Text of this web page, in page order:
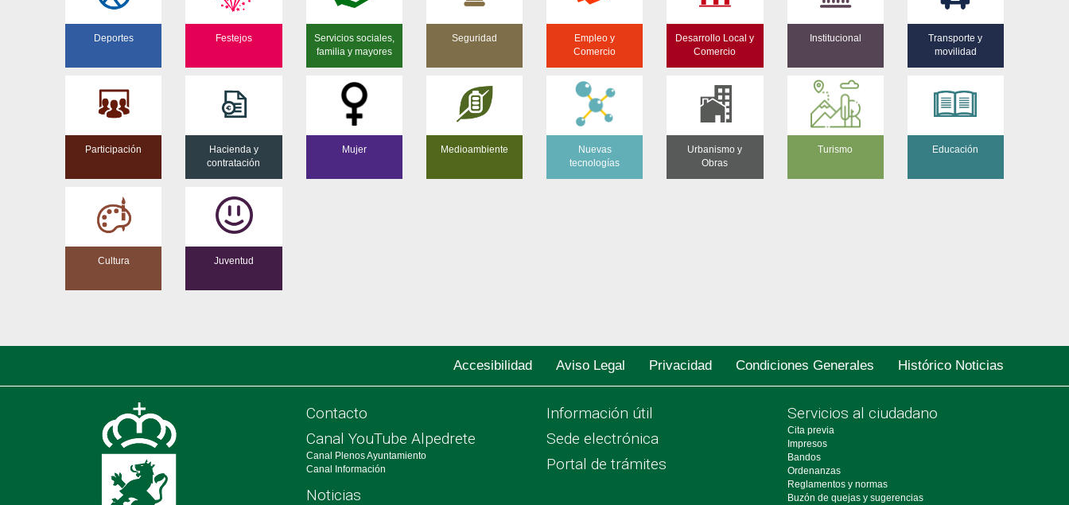
Deportes Festejos
Servicios sociales,
familia y mayores
Seguridad
Empleo y
Comercio
Desarrollo Local y
Comercio
Institucional
Transporte y
movilidad
Participación
Hacienda y
contratación
Mujer Medioambiente
Nuevas
tecnologías
Urbanismo y
Obras
Turismo Educación
Cultura Juventud
Accesibilidad Aviso Legal Privacidad Condiciones Generales Histórico Noticias
Contacto
Canal YouTube Alpedrete
Canal Plenos Ayuntamiento
Canal Información
Noticias
Información útil
Sede electrónica
Portal de trámites
Servicios al ciudadano
Cita previa
Impresos
Bandos
Ordenanzas
Reglamentos y normas
Buzón de quejas y sugerencias